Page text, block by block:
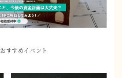
おすすめイベント